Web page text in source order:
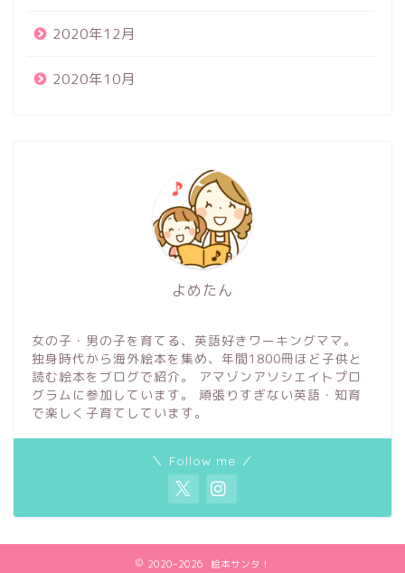
2020年12月
2020年10月
よめたん
女の子・男の子を育てる、英語好きワーキングママ。
独身時代から海外絵本を集め、年間1800冊ほど子供と
読む絵本をブログで紹介。 アマゾンアソシエイトプロ
グラムに参加しています。 頑張りすぎない英語・知育
で楽しく子育てしています。
＼ Follow me ／
2020–2026 絵本サンタ！